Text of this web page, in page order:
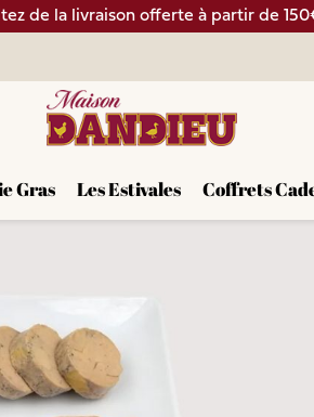
de la livraison offerte à partir de
Gras Les Estivales Coffrets